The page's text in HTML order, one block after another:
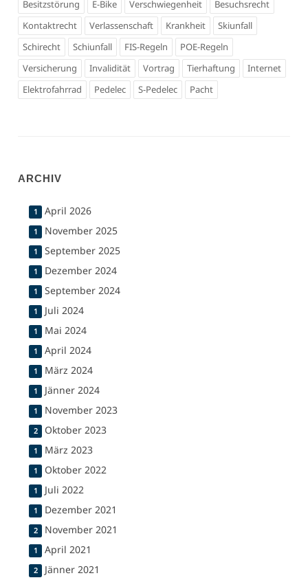
Besitzstörung
E-Bike Verschwiegenheit
Besuchsrecht
Kontaktrecht
Verlassenschaft Krankheit
Skiunfall
Schirecht
Schiunfall FIS-Regeln
POE-Regeln
Versicherung
Invalidität Vortrag Tierhaftung
Internet
Elektrofahrrad
Pedelec S-Pedelec Pacht
ARCHIV
1 April 2026
1 November 2025
1 September 2025
1 Dezember 2024
1 September 2024
1 Juli 2024
1 Mai 2024
1 April 2024
1 März 2024
1 Jänner 2024
1 November 2023
2 Oktober 2023
1 März 2023
1 Oktober 2022
1 Juli 2022
1 Dezember 2021
2 November 2021
1 April 2021
2 Jänner 2021